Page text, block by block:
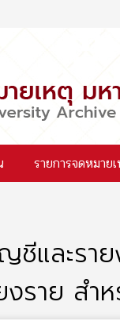
รายการจดหมาย
และรา
งราย ส